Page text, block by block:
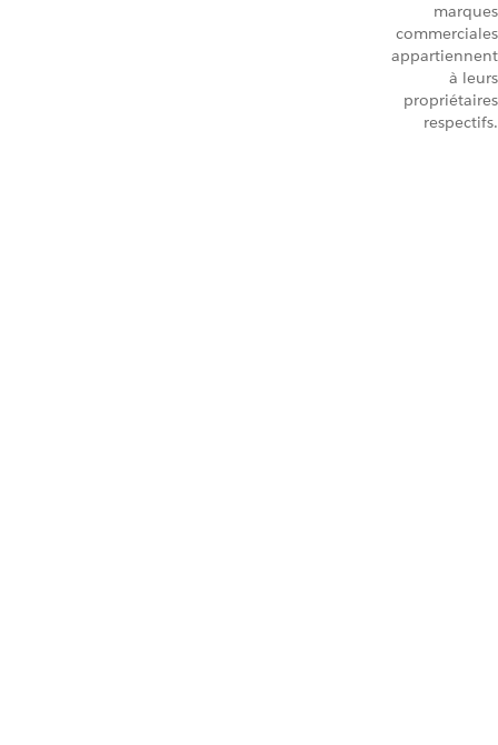
marques
commerciales
appartiennent
à leurs
propriétaires
respectifs.